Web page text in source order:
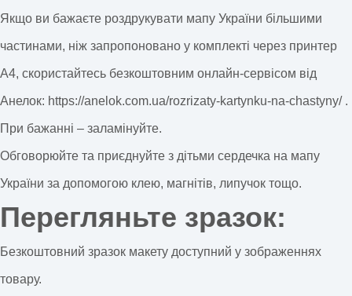
Якщо ви бажаєте роздрукувати мапу України більшими
частинами, ніж запропоновано у комплекті через принтер
А4, скористайтесь безкоштовним онлайн-сервісом від
Анелок: https://anelok.com.ua/rozrizaty-kartynku-na-chastyny/.
При бажанні – заламінуйте.
Обговорюйте та приєднуйте з дітьми сердечка на мапу
України за допомогою клею, магнітів, липучок тощо.
Перегляньте зразок:
Безкоштовний зразок макету доступний у зображеннях
товару.